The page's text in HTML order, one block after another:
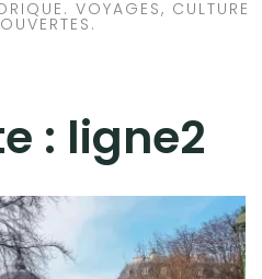
VOYAGES, CULTURE
: ligne2